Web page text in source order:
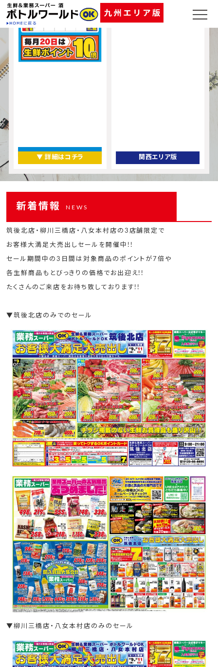
▼ 詳細はコチラ 関西エリア版
新着情報 NEWS
筑後北店・柳川三橋店・八女本村店の3店舗限定で
お客様大満足大売出しセールを開催中!!
セール期間中の3日間は対象商品のポイントが7倍や
各生鮮商品もとびっきりの価格でお出迎え!!
たくさんのご来店をお待ち致しております!!
▼筑後北店のみでのセール
▼柳川三橋店・八女本村店のみのセール